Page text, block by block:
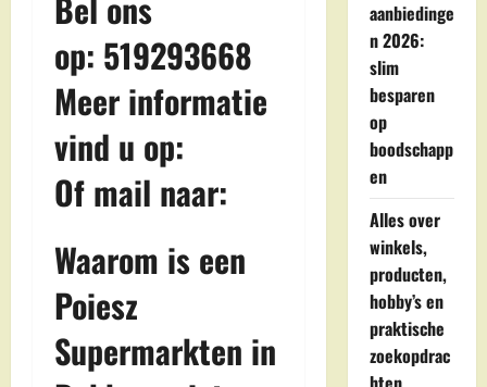
op: 519293668
Meer informatie
vind u op:
Of mail naar:
Waarom is een
Poiesz
Supermarkten in
aanbiedinge
n 2026:
slim
besparen
op
boodschapp
en
Alles over
winkels,
producten,
hobby’s en
praktische
zoekopdrac